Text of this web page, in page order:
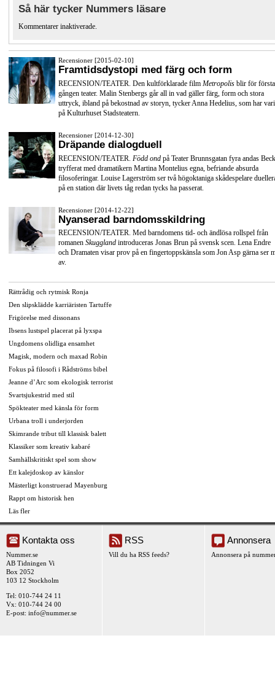
Så här tycker Nummers läsare
Kommentarer inaktiverade.
Recensioner [2015-02-10]
Framtidsdystopi med färg och form
RECENSION/TEATER. Den kultförklarade film Metropolis blir för första
gången teater. Malin Stenbergs går all in vad gäller färg, form och stora
uttryck, ibland på bekostnad av storyn, tycker Anna Hedelius, som har
på Kulturhuset Stadsteatern.
Recensioner [2014-12-30]
Dräpande dialogduell
RECENSION/TEATER. Född ond på Teater Brunnsgatan fyra andas
tryfferat med dramatikern Martina Montelius egna, befriande absurda
filosoferingar. Louise Lagerström ser två högoktaniga skådespelare
på en station där livets tåg redan tycks ha passerat.
Recensioner [2014-12-22]
Nyanserad barndomsskildring
RECENSION/TEATER. Med barndomens tid- och ändlösa rollspel från
romanen Skuggland introduceras Jonas Brun på svensk scen. Lena Endre
och Dramaten visar prov på en fingertoppskänsla som Jon Asp gärna ser
av.
Rättrådig och rytmisk Ronja
Den slipsklädde karriäristen Tartuffe
Frigörelse med dissonans
Ibsens lustspel placerat på lyxspa
Ungdomens olidliga ensamhet
Magisk, modern och maxad Robin
Fokus på filosofi i Rådströms bibel
Jeanne d’Arc som ekologisk terrorist
Svartsjukestrid med stil
Spökteater med känsla för form
Urbana troll i underjorden
Skimrande tribut till klassisk balett
Klassiker som kreativ kabaré
Samhällskritiskt spel som show
Ett kalejdoskop av känslor
Mästerligt konstruerad Mayenburg
Rappt om historisk hen
Läs fler
Kontakta oss
Nummer.se
AB Tidningen Vi
Box 2052
103 12 Stockholm
Tel: 010-744 24 11
Vx: 010-744 24 00
E-post: info@nummer.se
RSS
Vill du ha RSS feeds?
Annonsera
Annonsera på